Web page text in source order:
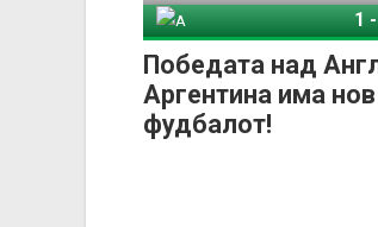
Победата над
Аргентина има
фудбалот!
1